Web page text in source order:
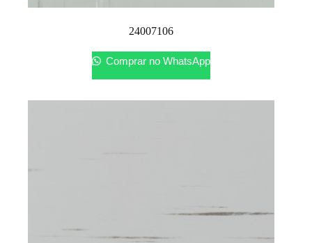
24007106
Comprar no WhatsApp